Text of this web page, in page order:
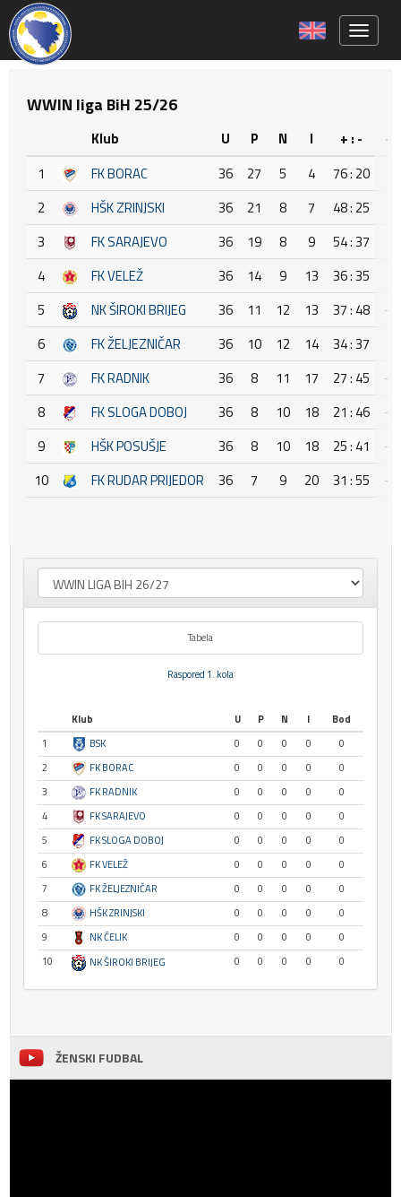
WWIN liga BiH 25/26
Klub U P N I + : -
1
FK BORAC 36 27 5 4 76 : 20
2
HŠK ZRINJSKI 36 21 8 7 48 : 25
3
FK SARAJEVO 36 19 8 9 54 : 37
4
FK VELEŽ 36 14 9 13 36 : 35
5
NK ŠIROKI BRIJEG 36 11 12 13 37 : 48
-
6
FK ŽELJEZNIČAR 36 10 12 14 34 : 37
7
FK RADNIK 36 8 11 17 27 : 45
-
8
FK SLOGA DOBOJ 36 8 10 18 21 : 46
-
9
HŠK POSUŠJE 36 8 10 18 25 : 41
-
10
FK RUDAR PRIJEDOR 36 7 9 20 31 : 55 -
Tabela
Raspored 1. kola
Klub U P N I
Bod
1
BSK 0 0 0 0
0
2
FK BORAC 0 0 0 0
0
3
FK RADNIK 0 0 0 0
0
4
FK SARAJEVO 0 0 0 0
0
5
FK SLOGA DOBOJ 0 0 0 0
0
6
FK VELEŽ 0 0 0 0
0
7
FK ŽELJEZNIČAR 0 0 0 0
0
8
HŠK ZRINJSKI 0 0 0 0
0
9
NK ČELIK 0 0 0 0
0
10
NK ŠIROKI BRIJEG 0 0 0 0 0
ŽENSKI FUDBAL